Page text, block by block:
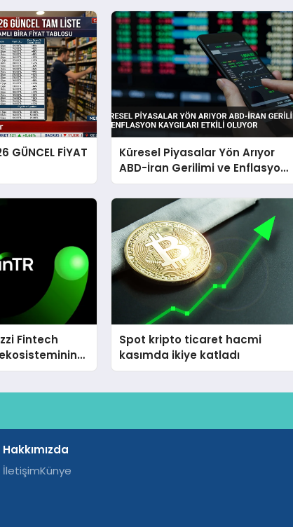
GÜNCEL FİYAT
Küresel Piyasalar Yön Arıyor
ABD-İran Gerilimi ve Enflasyon
Kaygıları Etkili Oluyor
Fintech
ağırlayacak
Spot kripto ticaret hacmi
kasımda ikiye katladı
Hakkımızda
İletişimKünye